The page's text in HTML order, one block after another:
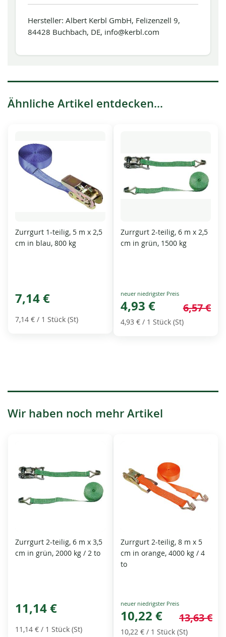
Hersteller: Albert Kerbl GmbH, Felizenzell 9,
84428 Buchbach, DE, info@kerbl.com
Ähnliche Artikel entdecken...
Zurrgurt 1-teilig, 5 m x 2,5
cm in blau, 800 kg
7,14 €
7,14 € / 1 Stück (St)
Zurrgurt 2-teilig, 6 m x 2,5
cm in grün, 1500 kg
Special
Price
4,93 € 6,57 €
4,93 € / 1 Stück (St)
Wir haben noch mehr Artikel
Zurrgurt 2-teilig, 6 m x 3,5
cm in grün, 2000 kg / 2 to
11,14 €
11,14 € / 1 Stück (St)
Zurrgurt 2-teilig, 8 m x 5
cm in orange, 4000 kg / 4
to
Special
Price
10,22 € 13,63 €
10,22 € / 1 Stück (St)